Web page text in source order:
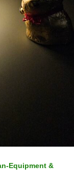
Equipment &